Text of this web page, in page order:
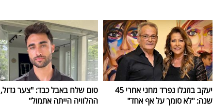
יעקב בוזגלו נפרד מחני אחרי 45
שנה: "לא סומך על אף אחד"
טום שלח באבל כבד: "צער גדול,
ההלוויה הייתה אתמול"